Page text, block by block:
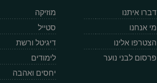
דברו איתנו
מי אנחנו
הצטרפו אלינו
פרסום לבני נוער
מוזיקה
סטייל
דיגיטל ורשת
לימודים
יחסים ואהבה